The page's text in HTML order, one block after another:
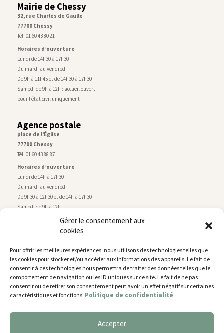
Gérer le consentement aux
cookies
Pour offrir les meilleures expériences, nous utilisons des technologies telles que
les cookies pour stocker et/ou accéder aux informations des appareils. Le fait de
consentir à ces technologies nous permettra de traiter des données telles que le
comportement de navigation ou les ID uniques sur ce site. Le fait de ne pas
consentir ou de retirer son consentement peut avoir un effet négatif sur certaines
caractéristiques et fonctions. Politique de confidentialité
Accepter
Mairie de Chessy
32, rue Charles de Gaulle
77700 Chessy
Tél. 01 60 43 80 21
Horaires d’ouverture
Lundi de 14h30 à 17h30
Du mardi au vendredi
De 9h à 11h45 et de 14h30 à 17h30
Samedi de 9h à 12h : accueil ouvert
pour l’état civil uniquement
Agence postale
place de l’Église
77700 Chessy
Tél. 01 60 43 88 87
Horaires d’ouverture
Lundi de 14h à 17h30
Du mardi au vendredi
De 9h30 à 12h30 et de 14h à 17h30
Samedi de 9h à 12h
Service technique
rue de Montry–77700 Chessy
Tél. 01 60 43 52 63
Horaires d’ouverture
Lundi, mardi et jeudi
De 9h à 11h45 et de 14h30 à 17h30
Nous utilisons des cookies pour vous offrir la meilleure